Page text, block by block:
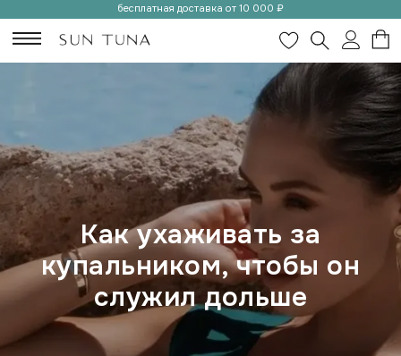
бесплатная доставка от 10 000 ₽
Как ухаживать за
купальником, чтобы он
служил дольше